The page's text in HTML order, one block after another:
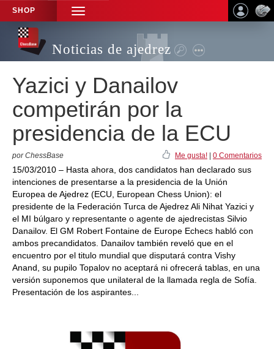
SHOP
TOGGLE
NAVIGATION
Noticias de ajedrez
Yazici y Danailov
competirán por la
presidencia de la ECU
por ChessBase Me gusta! 0 Comentarios
15/03/2010 – Hasta ahora, dos candidatos han declarado sus
intenciones de presentarse a la presidencia de la Unión
Europea de Ajedrez (ECU, European Chess Union): el
presidente de la Federación Turca de Ajedrez Ali Nihat Yazici y
el MI búlgaro y representante o agente de ajedrecistas Silvio
Danailov. El GM Robert Fontaine de Europe Echecs habló con
ambos precandidatos. Danailov también reveló que en el
encuentro por el titulo mundial que disputará contra Vishy
Anand, su pupilo Topalov no aceptará ni ofrecerá tablas, en una
versión suponemos que unilateral de la llamada regla de Sofía.
Presentación de los aspirantes...